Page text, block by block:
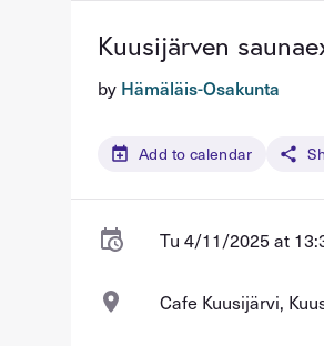
Kuusijärven
by Hämäläis-Osakunta
Add to calendar
Tu 4/11/2025 at
Cafe Kuusijärvi,